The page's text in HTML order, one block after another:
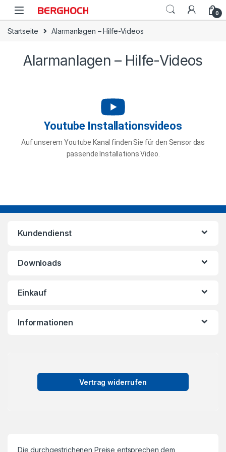
0
Startseite Alarmanlagen – Hilfe-Videos
Alarmanlagen – Hilfe-Videos
Youtube Installationsvideos
Auf unserem Youtube Kanal finden Sie für den Sensor das
passende Installations Video.
Kundendienst
Downloads
Einkauf
Informationen
Vertrag widerrufen
Die durchgestrichenen Preise entsprechen dem